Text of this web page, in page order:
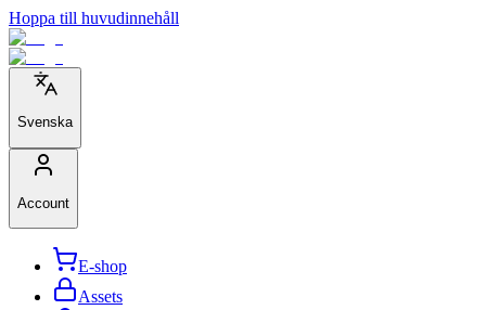
Hoppa till huvudinnehåll
Svenska
Account
E-shop
Assets